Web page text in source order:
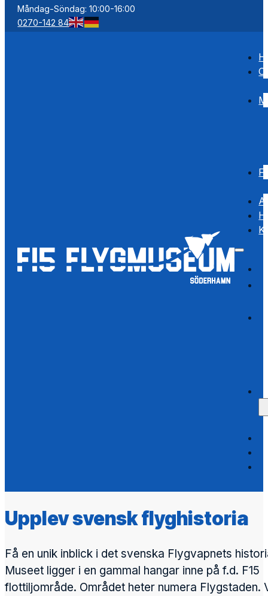
Måndag-Söndag: 10:00-16:00
0270-142 84
Upplev svensk flyghistoria
Få en unik inblick i det svenska Flygvapnets
Museet ligger i en gammal hangar inne på f.d. F15
flottiljområde. Området heter numera Flygstaden.